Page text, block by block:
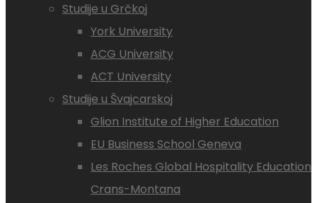
Studije u Grčkoj
York University
ACG University
ACT University
Studije u Švajcarskoj
Glion Institute of Higher Education
EU Business School Geneva
Les Roches Global Hospitality Education
Crans-Montana